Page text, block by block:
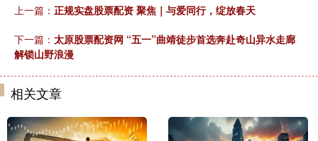
上一篇： 正规实盘股票配资 聚焦｜与爱同行，绽放春天
下一篇： 太原股票配资网 “五一”曲靖徒步首选奔赴奇山异水走廊
解锁山野浪漫
相关文章